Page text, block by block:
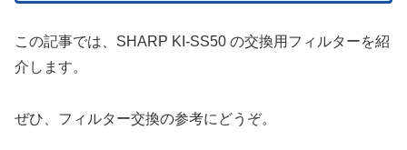
この記事では、SHARP KI-SS50 の交換用フィルターを紹
介します。
ぜひ、フィルター交換の参考にどうぞ。